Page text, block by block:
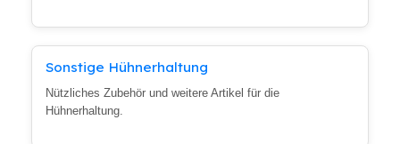
Sonstige Hühnerhaltung
Nützliches Zubehör und weitere Artikel für die
Hühnerhaltung.